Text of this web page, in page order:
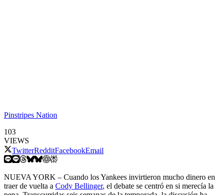
Pinstripes Nation
103
VIEWS
TwitterRedditFacebookEmail
NUEVA YORK – Cuando los Yankees invirtieron mucho dinero en
traer de vuelta a Cody Bellinger, el debate se centró en si merecía la